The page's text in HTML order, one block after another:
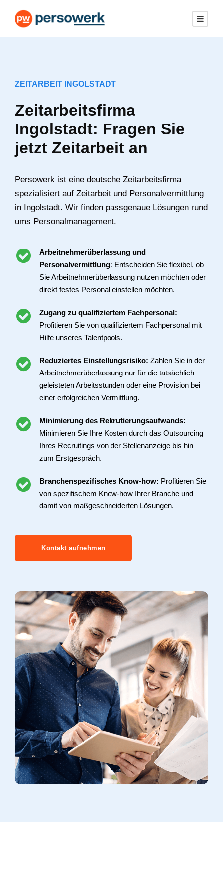
ZEITARBEIT INGOLSTADT
Zeitarbeitsfirma
Ingolstadt: Fragen Sie
jetzt Zeitarbeit an
Persowerk ist eine deutsche Zeitarbeitsfirma
spezialisiert auf Zeitarbeit und Personalvermittlung
in Ingolstadt. Wir finden passgenaue Lösungen rund
ums Personalmanagement.
Arbeitnehmerüberlassung und
Personalvermittlung: Entscheiden Sie flexibel, ob
Sie Arbeitnehmerüberlassung nutzen möchten oder
direkt festes Personal einstellen möchten.
Zugang zu qualifiziertem Fachpersonal:
Profitieren Sie von qualifiziertem Fachpersonal mit
Hilfe unseres Talentpools.
Reduziertes Einstellungsrisiko: Zahlen Sie in der
Arbeitnehmerüberlassung nur für die tatsächlich
geleisteten Arbeitsstunden oder eine Provision bei
einer erfolgreichen Vermittlung.
Minimierung des Rekrutierungsaufwands:
Minimieren Sie Ihre Kosten durch das Outsourcing
Ihres Recruitings von der Stellenanzeige bis hin
zum Erstgespräch.
Branchenspezifisches Know-how: Profitieren Sie
von spezifischem Know-how Ihrer Branche und
damit von maßgeschneiderten Lösungen.
Kontakt aufnehmen